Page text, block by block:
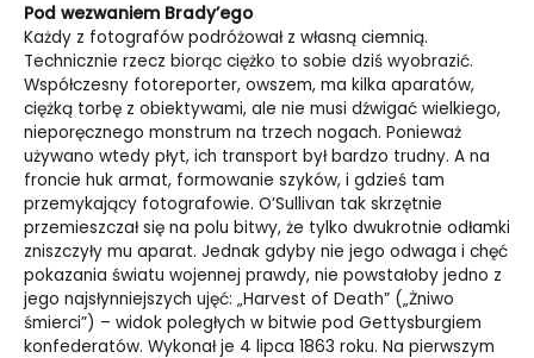
Pod wezwaniem Brady’ego
Każdy z fotografów podróżował z własną ciemnią.
Technicznie rzecz biorąc ciężko to sobie dziś wyobrazić.
Współczesny fotoreporter, owszem, ma kilka aparatów,
ciężką torbę z obiektywami, ale nie musi dźwigać wielkiego,
nieporęcznego monstrum na trzech nogach. Ponieważ
używano wtedy płyt, ich transport był bardzo trudny. A na
froncie huk armat, formowanie szyków, i gdzieś tam
przemykający fotografowie. O’Sullivan tak skrzętnie
przemieszczał się na polu bitwy, że tylko dwukrotnie odłamki
zniszczyły mu aparat. Jednak gdyby nie jego odwaga i chęć
pokazania światu wojennej prawdy, nie powstałoby jedno z
jego najsłynniejszych ujęć: „Harvest of Death” („Żniwo
śmierci”) – widok poległych w bitwie pod Gettysburgiem
konfederatów. Wykonał je 4 lipca 1863 roku. Na pierwszym